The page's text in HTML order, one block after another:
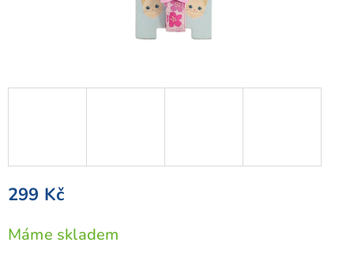
299 Kč
Měrná
cena:
Máme skladem